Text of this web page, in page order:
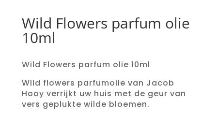
Wild Flowers parfum olie
10ml
Wild Flowers parfum olie 10ml
Wild flowers parfumolie van Jacob
Hooy verrijkt uw huis met de geur van
vers geplukte wilde bloemen.